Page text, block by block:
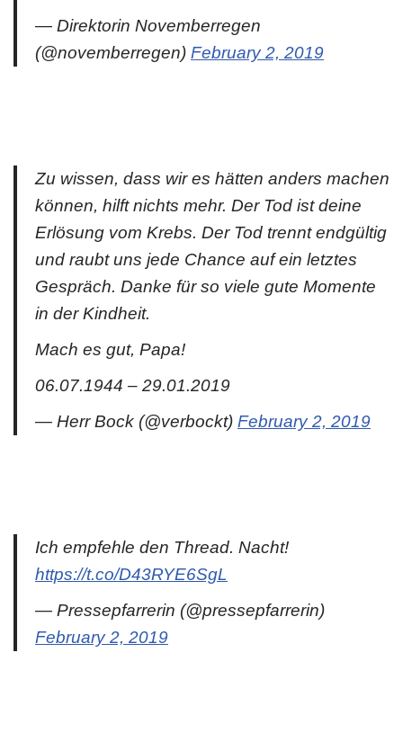
— Direktorin Novemberregen
(@novemberregen) February 2, 2019
Zu wissen, dass wir es hätten anders machen
können, hilft nichts mehr. Der Tod ist deine
Erlösung vom Krebs. Der Tod trennt endgültig
und raubt uns jede Chance auf ein letztes
Gespräch. Danke für so viele gute Momente
in der Kindheit.
Mach es gut, Papa!
06.07.1944 – 29.01.2019
— Herr Bock (@verbockt) February 2, 2019
Ich empfehle den Thread. Nacht!
https://t.co/D43RYE6SgL
— Pressepfarrerin (@pressepfarrerin)
February 2, 2019